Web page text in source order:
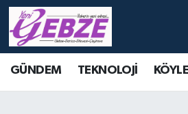
GÜNDEM TEKNOLOJİ
Nöbetçi Eczaneler